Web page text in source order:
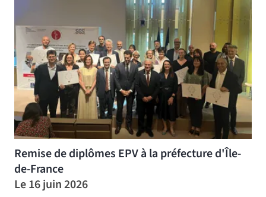
Remise de diplômes EPV à la préfecture d'Île-
de-France
Le 16 juin 2026